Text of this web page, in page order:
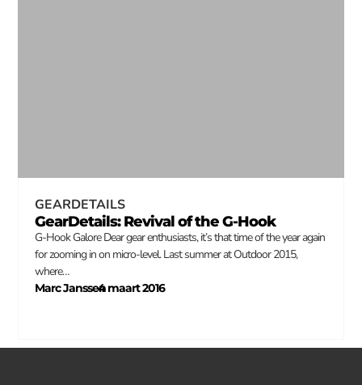
GEARDETAILS
GearDetails: Revival of the G-Hook
G-Hook Galore Dear gear enthusiasts, it’s that time of the year again
for zooming in on micro-level. Last summer at Outdoor 2015,
where…
Marc Janssen
–
4 maart 2016